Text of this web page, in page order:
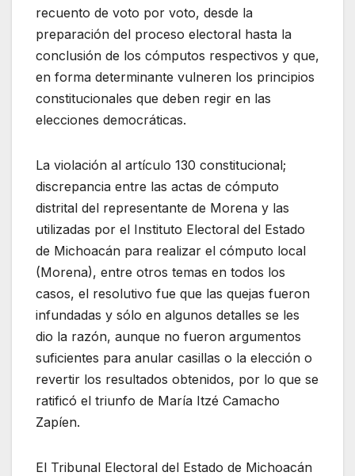
recuento de voto por voto, desde la
preparación del proceso electoral hasta la
conclusión de los cómputos respectivos y que,
en forma determinante vulneren los principios
constitucionales que deben regir en las
elecciones democráticas.
La violación al artículo 130 constitucional;
discrepancia entre las actas de cómputo
distrital del representante de Morena y las
utilizadas por el Instituto Electoral del Estado
de Michoacán para realizar el cómputo local
(Morena), entre otros temas en todos los
casos, el resolutivo fue que las quejas fueron
infundadas y sólo en algunos detalles se les
dio la razón, aunque no fueron argumentos
suficientes para anular casillas o la elección o
revertir los resultados obtenidos, por lo que se
ratificó el triunfo de María Itzé Camacho
Zapíen.
El Tribunal Electoral del Estado de Michoacán